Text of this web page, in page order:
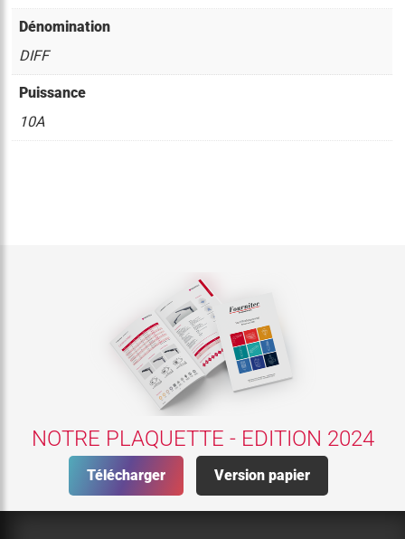
Dénomination
DIFF
Puissance
10A
NOTRE PLAQUETTE - EDITION 2024
Télécharger Version papier